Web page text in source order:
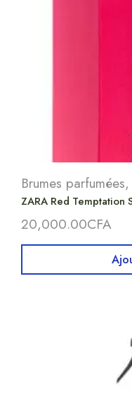
Brumes parfumées,
ZARA Red Temptation
20,000.00CFA